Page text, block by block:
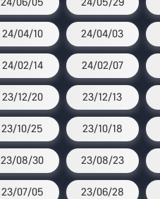
24/04/10 24/04/03
24/02/14 24/02/07
23/12/20 23/12/13
23/10/25 23/10/18
23/08/30 23/08/23
23/07/05 23/06/28